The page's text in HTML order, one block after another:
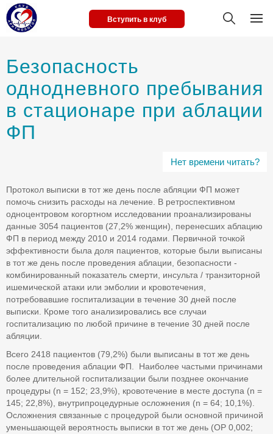
Вступить в клуб
Безопасность
однодневного пребывания
в стационаре при аблации
ФП
Нет времени читать?
Протокол выписки в тот же день после абляции ФП может
помочь снизить расходы на лечение. В ретроспективном
одноцентровом когортном исследовании проанализированы
данные 3054 пациентов (27,2% женщин), перенесших аблацию
ФП в период между 2010 и 2014 годами. Первичной точкой
эффективности была доля пациентов, которые были выписаны
в тот же день после проведения аблации, безопасности -
комбинированный показатель смерти, инсульта / транзиторной
ишемической атаки или эмболии и кровотечения,
потребовавшие госпитализации в течение 30 дней после
выписки. Кроме того анализировались все случаи
госпитализацию по любой причине в течение 30 дней после
абляции.
Всего 2418 пациентов (79,2%) были выписаны в тот же день
после проведения аблации ФП. Наиболее частыми причинами
более длительной госпитализации были позднее окончание
процедуры (n = 152; 23,9%), кровотечение в месте доступа (n =
145; 22,8%), внутрипроцедурные осложнения (n = 64; 10,1%).
Осложнения связанные с процедурой были основной причиной
уменьшающей вероятность выписки в тот же день (ОР 0,002;